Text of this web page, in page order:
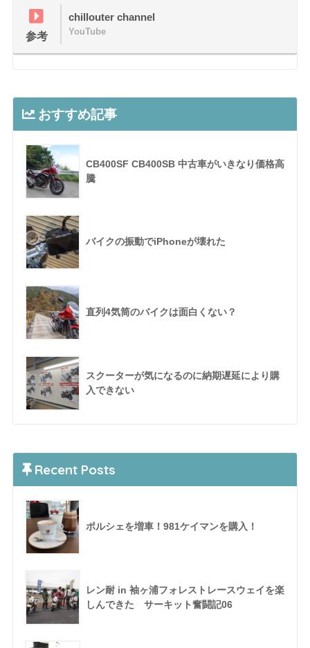
参考
chillouter channel
YouTube
おすすめ記事
CB400SF CB400SB 中古車がいきなり価格高
騰
バイクの振動でiPhoneが壊れた
直列4気筒のバイクは面白くない？
スクーターが気になるのに納期遅延により購
入できない
Recent Posts
ポルシェを増車！981ケイマンを購入！
レン耐 in 袖ヶ浦フォレストレースウェイを楽
しんできた サーキット奮闘記06